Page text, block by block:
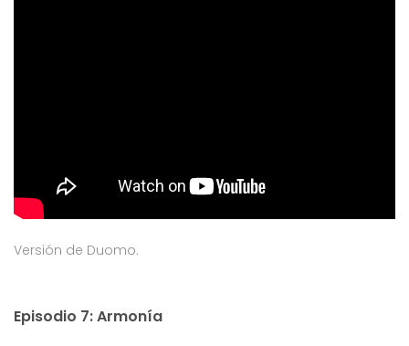
Versión de Duomo.
Episodio 7: Armonía